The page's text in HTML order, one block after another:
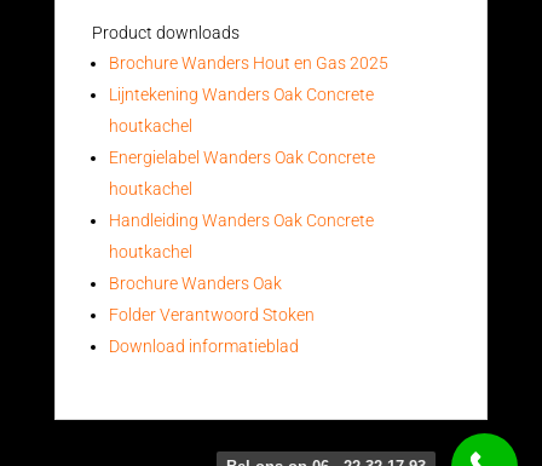
Product downloads
Brochure Wanders Hout en Gas 2025
Lijntekening Wanders Oak Concrete
houtkachel
Energielabel Wanders Oak Concrete
houtkachel
Handleiding Wanders Oak Concrete
houtkachel
Brochure Wanders Oak
Folder Verantwoord Stoken
Download informatieblad